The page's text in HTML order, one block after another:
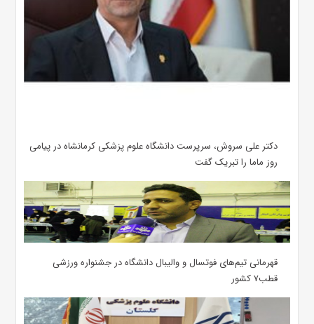
دکتر علی سروش، سرپرست دانشگاه علوم پزشکی کرمانشاه در پیامی
روز ماما را تبریک گفت
قهرمانی تیم‌های فوتسال و والیبال دانشگاه در جشنواره ورزشی
قطب۷ کشور